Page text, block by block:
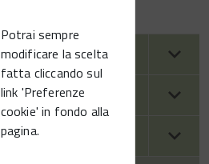
Potrai sempre
modificare la scelta
fatta cliccando sul
link 'Preferenze
cookie' in fondo alla
pagina.